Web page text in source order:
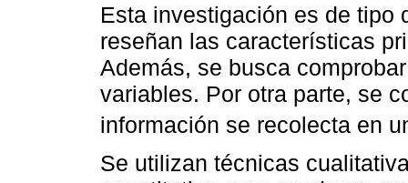
Esta investigación es de tipo
reseñan las características
Además, se busca
variables. Por otra parte, se
información se recolecta en
Se utilizan técnicas